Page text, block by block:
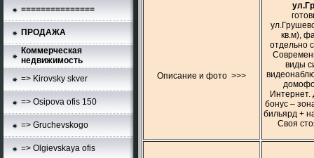
===============
ПРОДАЖА
Коммерческая
недвижимость
=> Kirovsky skver
=> Osipova ofis 150
=> Gruchevskogo
=> Olgievskaya ofis
Описание и фото >>>
кв.м),
отдельно
виды
Интернет.
бонус –
бильярд +
Своя